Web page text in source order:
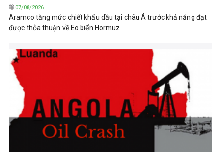
07/08/2026
Aramco tăng mức chiết khấu dầu tại châu Á trước khả năng đạt
được thỏa thuận về Eo biển Hormuz